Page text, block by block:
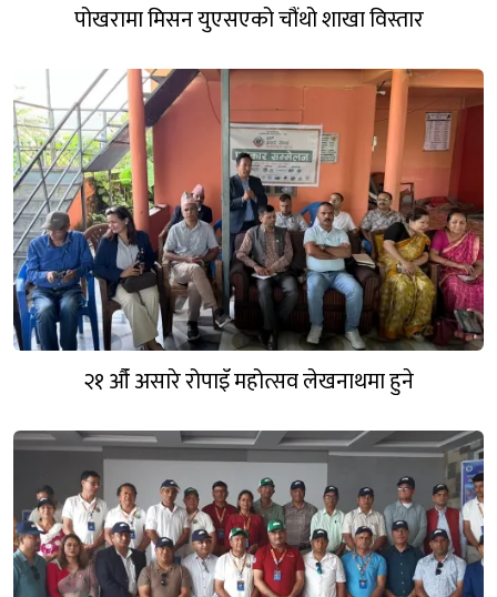
पोखरामा मिसन युएसएको चौंथो शाखा विस्तार
२१ औँ असारे रोपाइँ महोत्सव लेखनाथमा हुने